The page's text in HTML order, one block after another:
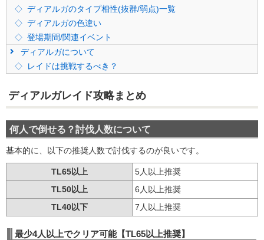
ディアルガのタイプ相性(抜群/弱点)一覧
ディアルガの色違い
登場期間/関連イベント
ディアルガについて
レイドは挑戦するべき？
ディアルガレイド攻略まとめ
何人で倒せる？討伐人数について
基本的に、以下の推奨人数で討伐するのが良いです。
TL65以上
5人以上推奨
TL50以上
6人以上推奨
TL40以下
7人以上推奨
最少4人以上でクリア可能【TL65以上推奨】